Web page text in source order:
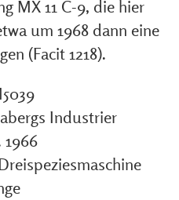
MX 11 C-9, die hier
um 1968 dann eine
(Facit 1218).
Industrier
1966